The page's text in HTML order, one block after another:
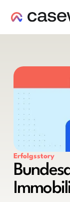
Erfolgsstory